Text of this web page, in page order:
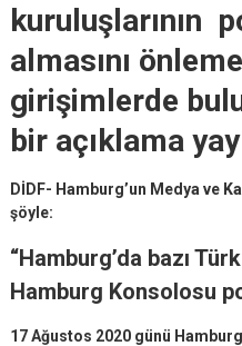
kuruluşlarının
almasını
girişimlerde
bir açıklama
DİDF- Hamburg’un Medya ve
şöyle:
“Hamburg’da bazı
Hamburg Konsolosu
17 Ağustos 2020 günü